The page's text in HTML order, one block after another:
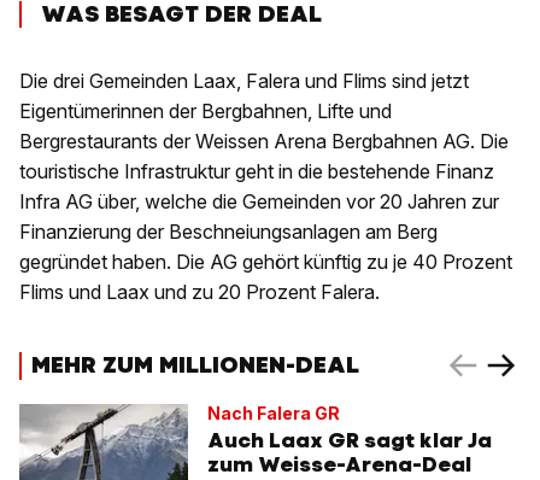
WAS BESAGT DER DEAL
Die drei Gemeinden Laax, Falera und Flims sind jetzt
Eigentümerinnen der Bergbahnen, Lifte und
Bergrestaurants der Weissen Arena Bergbahnen AG. Die
touristische Infrastruktur geht in die bestehende Finanz
Infra AG über, welche die Gemeinden vor 20 Jahren zur
Finanzierung der Beschneiungsanlagen am Berg
gegründet haben. Die AG gehört künftig zu je 40 Prozent
Flims und Laax und zu 20 Prozent Falera.
MEHR ZUM MILLIONEN-DEAL
Nach Falera GR
Auch Laax GR sagt klar Ja
zum Weisse-Arena-Deal